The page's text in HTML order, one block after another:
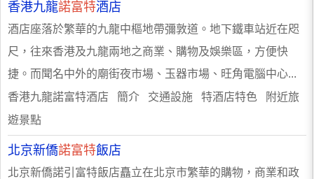
香港九龍諾富特酒店
酒店座落於繁華的九龍中樞地帶彌敦道。地下鐵車站近在咫
尺，往來香港及九龍兩地之商業、購物及娛樂區，方便快
捷。而聞名中外的廟街夜市場、玉器市場、旺角電腦中心...
香港九龍諾富特酒店 簡介 交通設施 特酒店特色 附近旅
遊景點
北京新僑諾富特飯店
北京新僑諾引富特飯店矗立在北京市繁華的購物，商業和政